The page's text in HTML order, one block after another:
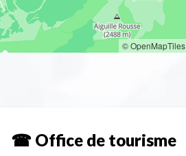
© OpenMapTiles
☎ Office de tourisme